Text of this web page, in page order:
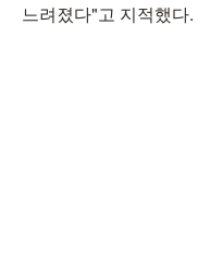
느려졌다"고 지적했다.